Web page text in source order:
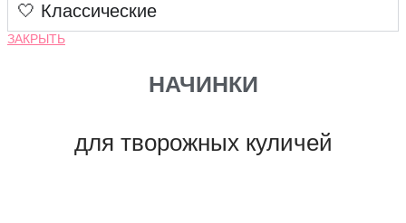
🤍 Классические
ЗАКРЫТЬ
НАЧИНКИ
для творожных куличей